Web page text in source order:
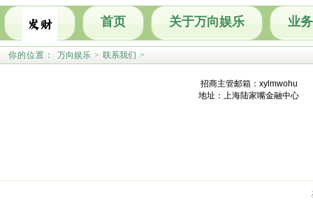
首页 关于万向娱乐 业
你的位置： 万向娱乐 > 联系我们 >
招商主管邮箱：xylmwohu
地址：上海陆家嘴金融中心